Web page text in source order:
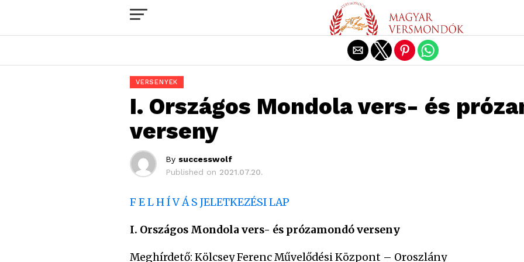
VERSENYEK
I. Országos Mondola vers- és
verseny
By successwolf
Published on 2021.07.20.
F E L H Í V Á S JELETKEZÉSI LAP
I. Országos Mondola vers- és prózamondó verseny
Meghírdető: Kölcsey Ferenc Művelődési Központ – Oroszlány
Exit mobile version